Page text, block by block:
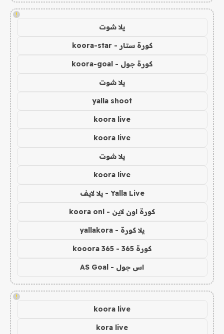
!
يلا شوت
كورة ستار - koora-star
كورة جول - koora-goal
يلا شوت
yalla shoot
koora live
koora live
يلا شوت
koora live
Yalla Live - يلا لايف
كورة اون لاين - koora onl
يلا كورة - yallakora
كورة 365 - kooora 365
اس جول - AS Goal
!
koora live
kora live